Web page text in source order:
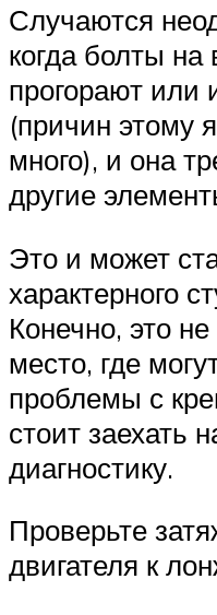
Случаются
когда болты
прогорают или
(причин этому
много), и она
другие
Это и может
характерного
Конечно, это
место, где
проблемы с
стоит заехать
диагностику.
Проверьте
двигателя к